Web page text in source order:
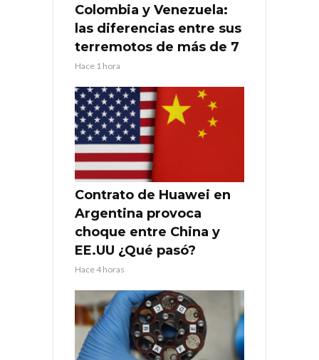
Colombia y Venezuela:
las diferencias entre sus
terremotos de más de 7
Hace 1 hora
Contrato de Huawei en
Argentina provoca
choque entre China y
EE.UU ¿Qué pasó?
Hace 4 horas